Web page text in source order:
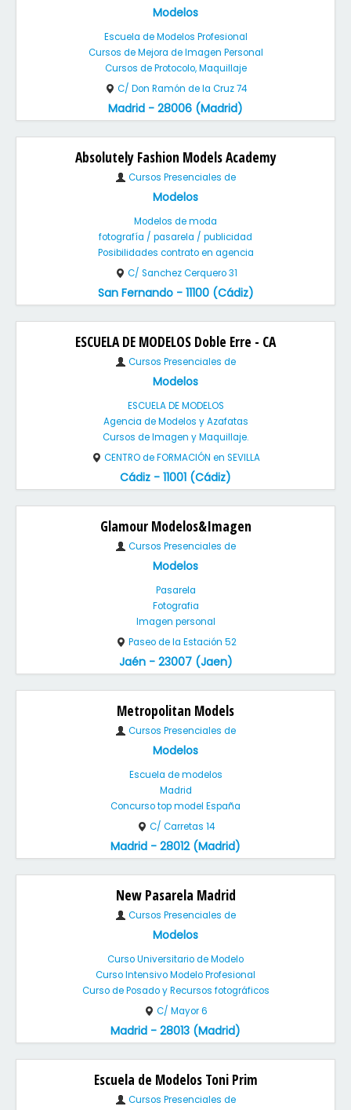
Modelos
Escuela de Modelos Profesional
Cursos de Mejora de Imagen Personal
Cursos de Protocolo, Maquillaje
C/ Don Ramón de la Cruz 74
Madrid - 28006 (Madrid)
Absolutely Fashion Models Academy
Cursos Presenciales de
Modelos
Modelos de moda
fotografía / pasarela / publicidad
Posibilidades contrato en agencia
C/ Sanchez Cerquero 31
San Fernando - 11100 (Cádiz)
ESCUELA DE MODELOS Doble Erre - CA
Cursos Presenciales de
Modelos
ESCUELA DE MODELOS
Agencia de Modelos y Azafatas
Cursos de Imagen y Maquillaje.
CENTRO de FORMACIÓN en SEVILLA
Cádiz - 11001 (Cádiz)
Glamour Modelos&Imagen
Cursos Presenciales de
Modelos
Pasarela
Fotografia
Imagen personal
Paseo de la Estación 52
Jaén - 23007 (Jaen)
Metropolitan Models
Cursos Presenciales de
Modelos
Escuela de modelos
Madrid
Concurso top model España
C/ Carretas 14
Madrid - 28012 (Madrid)
New Pasarela Madrid
Cursos Presenciales de
Modelos
Curso Universitario de Modelo
Curso Intensivo Modelo Profesional
Curso de Posado y Recursos fotográficos
C/ Mayor 6
Madrid - 28013 (Madrid)
Escuela de Modelos Toni Prim
Cursos Presenciales de